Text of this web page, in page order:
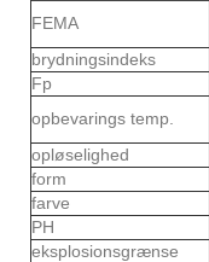
FEMA
brydningsindeks
Fp
opbevarings temp.
opløselighed
form
farve
PH
eksplosionsgrænse